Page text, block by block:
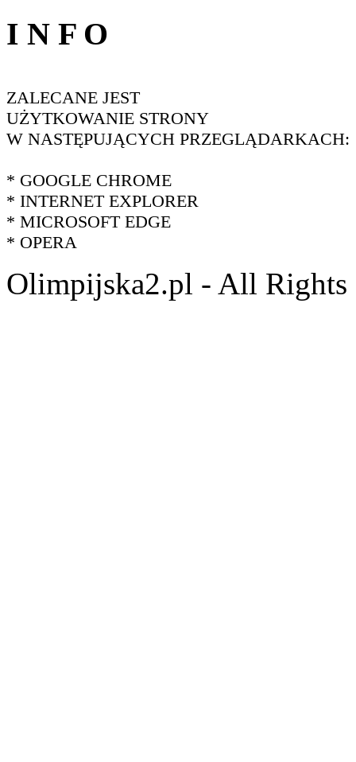
I N F O
ZALECANE JEST
UŻYTKOWANIE STRONY
W NASTĘPUJĄCYCH PRZEGLĄDARKACH:
* GOOGLE CHROME
* INTERNET EXPLORER
* MICROSOFT EDGE
* OPERA
Olimpijska2.pl - All Rights